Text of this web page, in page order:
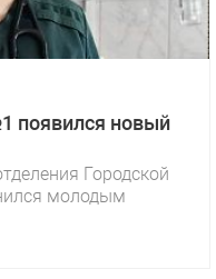
появился новый
Городской
молодым